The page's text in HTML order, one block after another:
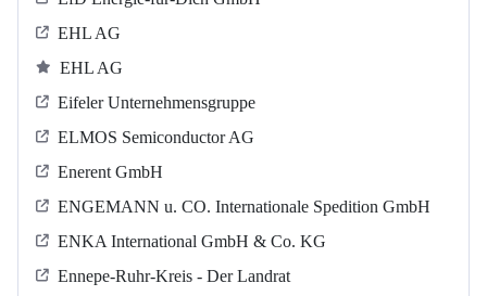
EHL AG
EHL AG
Eifeler Unternehmensgruppe
ELMOS Semiconductor AG
Enerent GmbH
ENGEMANN u. CO. Internationale Spedition GmbH
ENKA International GmbH & Co. KG
Ennepe-Ruhr-Kreis - Der Landrat